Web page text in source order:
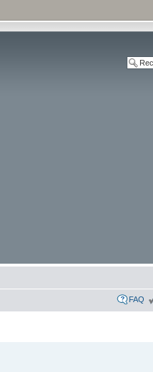
FAQ